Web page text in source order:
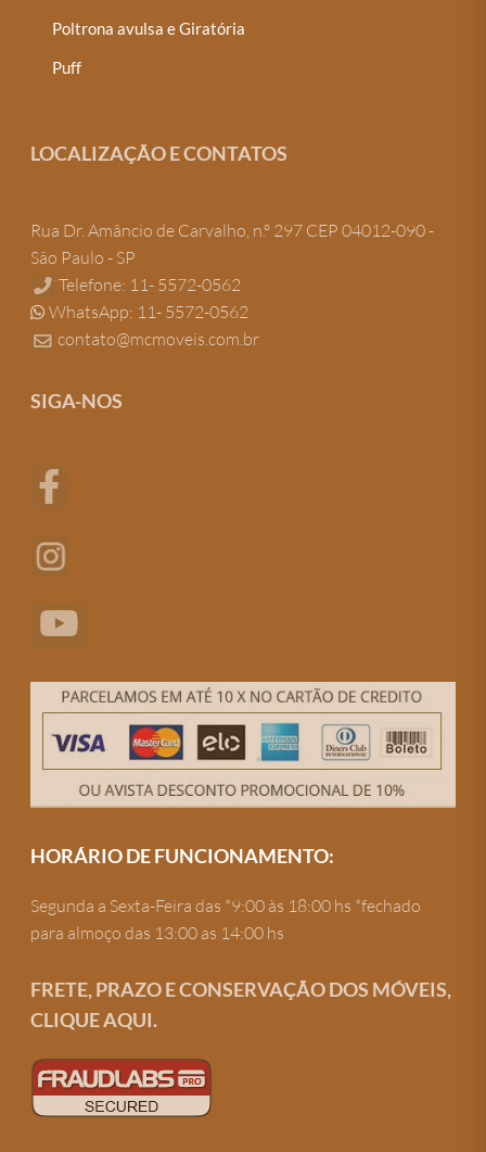
Poltrona avulsa e Giratória
Puff
LOCALIZAÇÃO E CONTATOS
Rua Dr. Amâncio de Carvalho, n.º 297 CEP 04012-090 -
São Paulo - SP
Telefone: 11- 5572-0562
WhatsApp: 11- 5572-0562
contato@mcmoveis.com.br
SIGA-NOS
HORÁRIO DE FUNCIONAMENTO:
Segunda a Sexta-Feira das *9:00 às 18:00 hs *fechado
para almoço das 13:00 as 14:00 hs
FRETE, PRAZO E CONSERVAÇÃO DOS MÓVEIS,
CLIQUE AQUI.